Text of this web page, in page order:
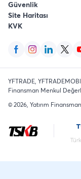
Güvenlik
Site Haritası
KVK
YFTRADE,
Finansman Menkul
©2026 , Yatırım